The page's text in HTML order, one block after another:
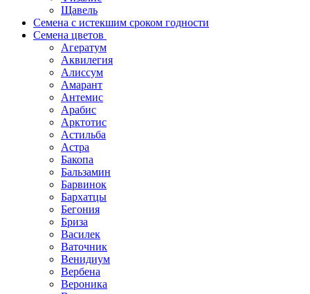
Щавель
Семена с истекшим сроком годности
Семена цветов
Агератум
Аквилегия
Алиссум
Амарант
Антемис
Арабис
Арктотис
Астильба
Астра
Бакопа
Бальзамин
Барвинок
Бархатцы
Бегония
Бриза
Василек
Ваточник
Венидиум
Вербена
Вероника